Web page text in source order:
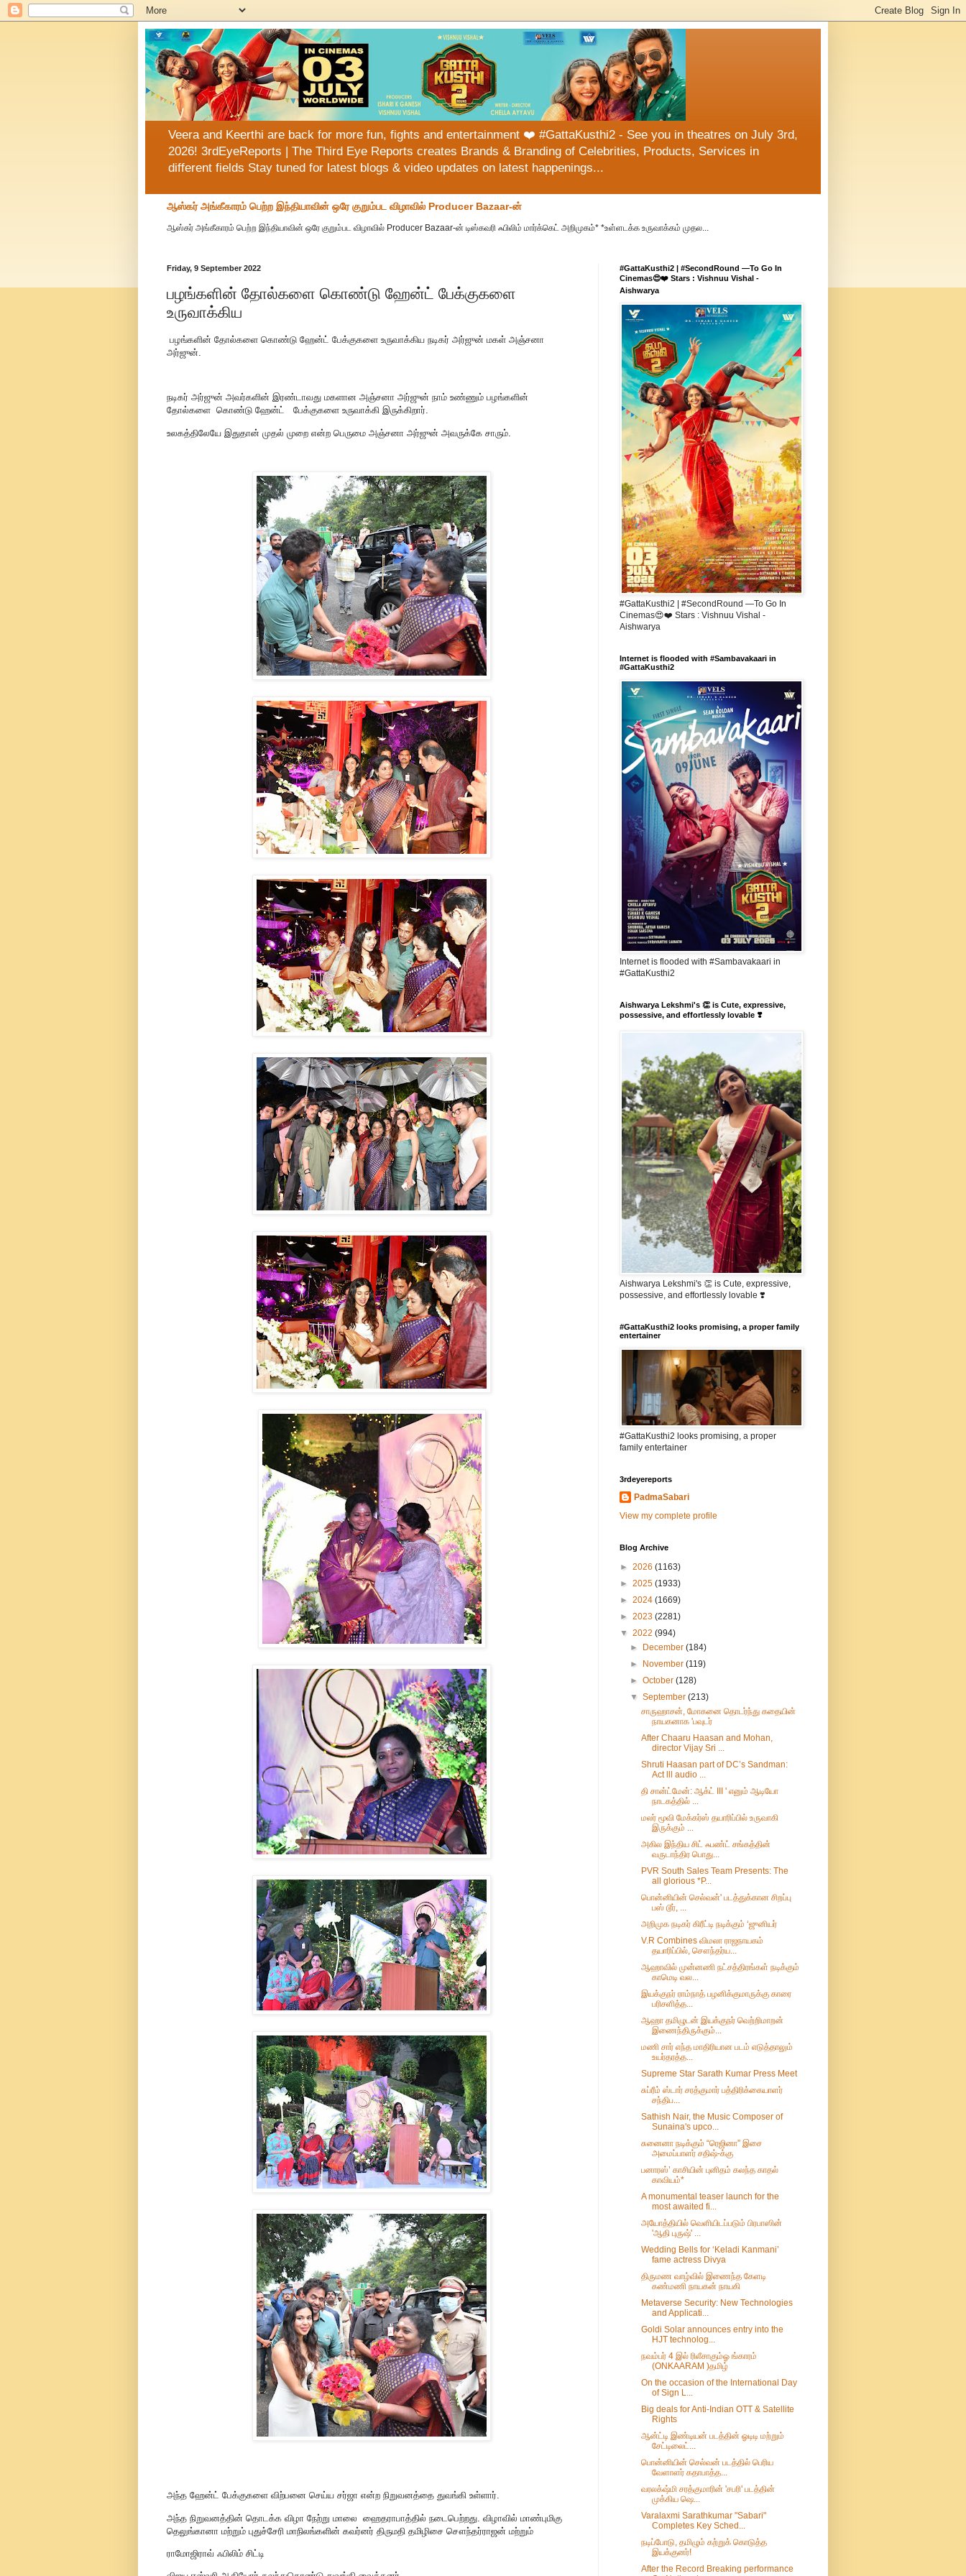
Veera and Keerthi are back for more fun, fights and entertainment ❤️ #GattaKusthi2 - See you in theatres on July 3rd,
2026! 3rdEyeReports | The Third Eye Reports creates Brands & Branding of Celebrities, Products, Services in
different fields Stay tuned for latest blogs & video updates on latest happenings...
ஆஸ்கர் அங்கீகாரம் பெற்ற இந்தியாவின் ஒரே குறும்பட விழாவில் Producer Bazaar-ன்
ஆஸ்கர் அங்கீகாரம் பெற்ற இந்தியாவின் ஒரே குறும்பட விழாவில் Producer Bazaar-ன் டிஸ்கவரி ஃபிலிம் மார்க்கெட் அறிமுகம்* *உள்ளடக்க உருவாக்கம் முதல...
Friday, 9 September 2022
பழங்களின் தோல்களை கொண்டு ஹேன்ட் பேக்குகளை
உருவாக்கிய
பழங்களின் தோல்களை கொண்டு ஹேன்ட் பேக்குகளை உருவாக்கிய நடிகர் அர்ஜுன் மகள் அஞ்சனா
அர்ஜுன்.
நடிகர் அர்ஜுன் அவர்களின் இரண்டாவது மகளான அஞ்சனா அர்ஜுன் நாம் உண்ணும் பழங்களின்
தோல்களை கொண்டு ஹேன்ட் பேக்குகளை உருவாக்கி இருக்கிறார்.
உலகத்திலேயே இதுதான் முதல் முறை என்ற பெருமை அஞ்சனா அர்ஜுன் அவருக்கே சாரும்.
அந்த ஹேன்ட் பேக்குகளை விற்பனை செய்ய சர்ஜா என்ற நிறுவனத்தை துவங்கி உள்ளார்.
அந்த நிறுவனத்தின் தொடக்க விழா நேற்று மாலை ஹைதராபாத்தில் நடைபெற்றது. விழாவில் மாண்புமிகு
தெலுங்கானா மற்றும் புதுச்சேரி மாநிலங்களின் கவர்னர் திருமதி தமிழிசை சௌந்தர்ராஜன் மற்றும்
ராமோஜிராவ் ஃபிலிம் சிட்டி
#GattaKusthi2 | #SecondRound —To Go In
Cinemas😍❤️ Stars : Vishnuu Vishal -
Aishwarya
#GattaKusthi2 | #SecondRound —To Go In
Cinemas😍❤️ Stars : Vishnuu Vishal -
Aishwarya
Internet is flooded with #Sambavakaari in
#GattaKusthi2
Internet is flooded with #Sambavakaari in
#GattaKusthi2
Aishwarya Lekshmi's 👏 is Cute, expressive,
possessive, and effortlessly lovable ❣️
Aishwarya Lekshmi's 👏 is Cute, expressive,
possessive, and effortlessly lovable ❣️
#GattaKusthi2 looks promising, a proper family
entertainer
#GattaKusthi2 looks promising, a proper
family entertainer
3rdeyereports
PadmaSabari
View my complete profile
Blog Archive
► 2026 (1163)
► 2025 (1933)
► 2024 (1669)
► 2023 (2281)
▼ 2022 (994)
►
December(184)
►
November(119)
►October(128)
▼September(213)
சாருஹாசன், மோகனை தொடர்ந்து கதையின்
நாயகனாக 'பவுடர்
After Chaaru Haasan and Mohan,
director Vijay Sri ...
Shruti Haasan part of DC’s Sandman:
Act lll audio ...
தி சான்ட்மேன்: ஆக்ட் III ' எனும் ஆடியோ
நாடகத்தில் ...
மலர் மூவி மேக்கர்ஸ் தயாரிப்பில் உருவாகி
இருக்கும் ...
அகில இந்திய சிட் ஃபண்ட் சங்கத்தின்
வருடாந்திர பொது...
PVR South Sales Team Presents: The
all glorious *P...
பொன்னியின் செல்வன்' படத்துக்கான சிறப்பு
பஸ் டூர், ...
அறிமுக நடிகர் கிரீட்டி நடிக்கும் ‘ஜுனியர்
V.R Combines விமலா ராஜநாயகம்
தயாரிப்பில், சௌந்தர்ய...
ஆஹாவில் முன்னணி நட்சத்திரங்கள் நடிக்கும்
காமெடி வல...
இயக்குநர் ராம்நாத் பழனிக்குமாருக்கு காரை
பரிசளித்த...
ஆஹா தமிழுடன் இயக்குநர் வெற்றிமாறன்
இணைந்திருக்கும்...
மணி சார் எந்த மாதிரியான படம் எடுத்தாலும்
உயர்தரத்த...
Supreme Star Sarath Kumar Press Meet
சுப்ரீம் ஸ்டார் சரத்குமார் பத்திரிக்கையாளர்
சந்திப...
Sathish Nair, the Music Composer of
Sunaina's upco...
சுனைனா நடிக்கும் “ரெஜினா” இசை
அமைப்பாளர் சதிஷ்-க்கு
பனாரஸ்’ காசியின் புனிதம் கலந்த காதல்
காவியம்*
A monumental teaser launch for the
most awaited fi...
அயோத்தியில் வெளியிடப்படும் பிரபாஸின்
'ஆதி புருஷ்' ...
Wedding Bells for ‘Keladi Kanmani’
fame actress Divya
திருமண வாழ்வில் இணைந்த கேளடி
கண்மணி நாயகன் நாயகி
Metaverse Security: New Technologies
and Applicati...
Goldi Solar announces entry into the
HJT technolog...
நவம்பர் 4 இல் ரிலீசாகும்ஓ ங்காரம்
(ONKAARAM )தமிழ்
On the occasion of the International Day
of Sign L...
Big deals for Anti-Indian OTT & Satellite
Rights
ஆன்ட்டி இண்டியன் படத்தின் ஓடிடி மற்றும்
சேட்டிலைட்...
பொன்னியின் செல்வன் படத்தில் பெரிய
வேளாளர் கதாபாத்த...
வரலக்‌ஷ்மி சரத்குமாரின் 'சபரி' படத்தின்
முக்கிய ஷெ...
Varalaxmi Sarathkumar "Sabari"
Completes Key Sched...
நடிப்போடு, தமிழும் கற்றுக் கொடுத்த
இயக்குனர்!
After the Record Breaking performance